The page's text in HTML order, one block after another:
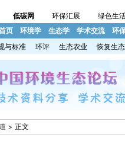
低碳网 环保汇展 绿色生
页 环境学 生态学 学术交流 环
与标准 环评 生态农业 恢复生态
> 正文